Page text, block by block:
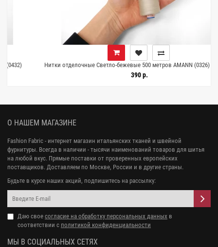
Нитки отделочные Светло-бежевые 500 метров AMANN (0326) 14022518
О НАШЕМ МАГАЗИНЕ
Fashion Fabric - интернет магазин итальянских тканей и швейной
фурнитуры. Всегда в наличии - тысячи наименований товаров для шитья
на любой вкус. Прямые поставки от проверенных европейских
поставщиков. Доставляем по Москве, России и в другие страны.
Будьте в курсе наших акций, подпишитесь на рассылку:
Даю свое согласие на обработку персональных данных в
соответствии с политикой конфиденциальности
МЫ В СОЦИАЛЬНЫХ СЕТЯХ